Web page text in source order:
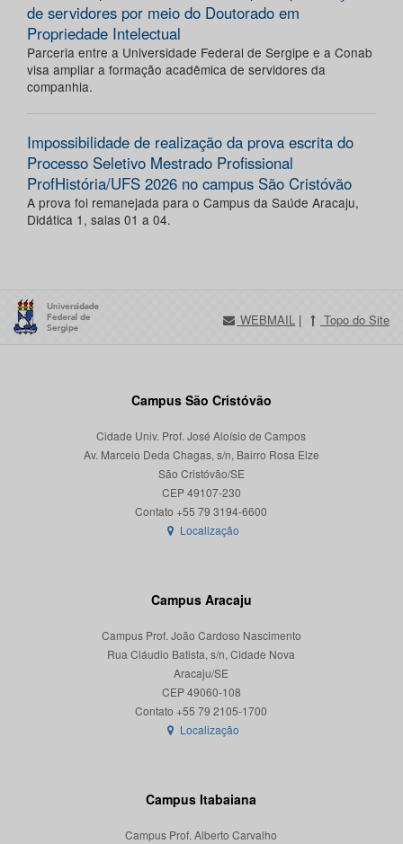
de servidores por meio do Doutorado em
Propriedade Intelectual
Parceria entre a Universidade Federal de Sergipe e a Conab
visa ampliar a formação acadêmica de servidores da
companhia.
Impossibilidade de realização da prova escrita do
Processo Seletivo Mestrado Profissional
ProfHistória/UFS 2026 no campus São Cristóvão
A prova foi remanejada para o Campus da Saúde Aracaju,
Didática 1, salas 01 a 04.
WEBMAIL | Topo do Site
Campus São Cristóvão
Cidade Univ. Prof. José Aloísio de Campos
Av. Marcelo Deda Chagas, s/n, Bairro Rosa Elze
São Cristóvão/SE
CEP 49107-230
Localização
Campus Aracaju
Campus Prof. João Cardoso Nascimento
Rua Cláudio Batista, s/n, Cidade Nova
Aracaju/SE
CEP 49060-108
Localização
Campus Itabaiana
Campus Prof. Alberto Carvalho